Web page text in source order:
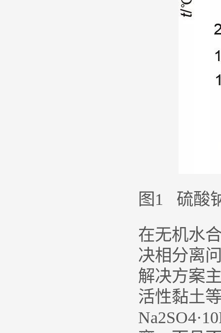
图1 硫酸
在无机水
决相分离
解决方案
活性黏土